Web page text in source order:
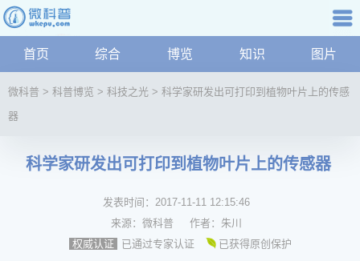
科普知识 航
首页 综合 博览 知识 图片
普
微科普 > 科普博览 > 科技之光 > 科学家研发出可打印到植物叶片上的传感
器
科学家研发出可打印到植物叶片上的传感器
发表时间： 2017-11-11 12:15:46
来源： 微科普 作者： 朱川
权威认证
已通过专家认证 已获得原创保护